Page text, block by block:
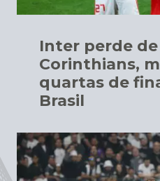
Inter perde de
Corinthians,
quartas de
Brasil